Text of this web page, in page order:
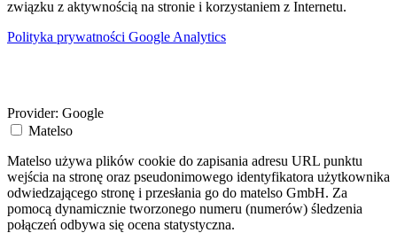
związku z aktywnością na stronie i korzystaniem z Internetu.
Polityka prywatności Google Analytics
Provider: Google
Matelso
Matelso używa plików cookie do zapisania adresu URL punktu
wejścia na stronę oraz pseudonimowego identyfikatora użytkownika
odwiedzającego stronę i przesłania go do matelso GmbH. Za
pomocą dynamicznie tworzonego numeru (numerów) śledzenia
połączeń odbywa się ocena statystyczna.